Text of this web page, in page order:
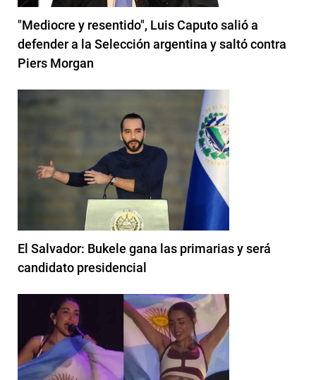
"Mediocre y resentido", Luis Caputo salió a
defender a la Selección argentina y saltó contra
Piers Morgan
El Salvador: Bukele gana las primarias y será
candidato presidencial